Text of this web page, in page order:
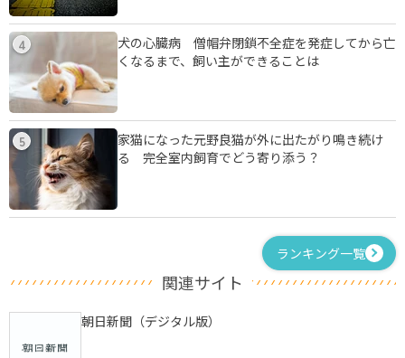
4
犬の心臓病 僧帽弁閉鎖不全症を発症してから亡
くなるまで、飼い主ができることは
5
家猫になった元野良猫が外に出たがり鳴き続け
る 完全室内飼育でどう寄り添う？
ランキング一覧
関連サイト
朝日新聞（デジタル版）